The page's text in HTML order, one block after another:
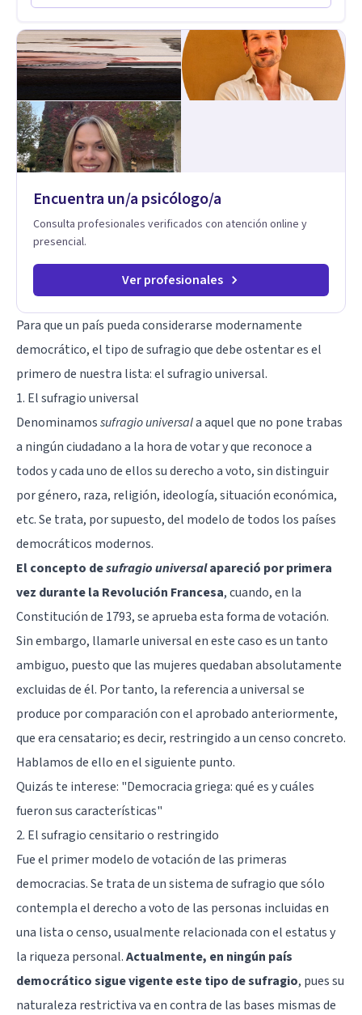
psicoanálisis, terapia somática y de trauma, psicología
respiración neurodinámica, integrando actualmente la
Psicología Analítica Junguiana. Mi abordaje también incorpora
perspectivas interculturales, ecopsicología y el trabajo
simbólico con el inconsciente, entendiendo que cada
proceso terapéutico es único y requiere una mirada
personalizada.
Encuentra un/a psicólogo/a
Consulta profesionales verificados con atención online y
presencial.
Ver profesionales
Para que un país pueda considerarse modernamente
democrático, el tipo de sufragio que debe ostentar es el
primero de nuestra lista: el sufragio universal.
1. El sufragio universal
Denominamossufragio universala aquel que no pone trabas
a ningún ciudadano a la hora de votar y que reconoce a
todos y cada uno de ellos su derecho a voto, sin distinguir
por género, raza, religión, ideología, situación económica,
etc. Se trata, por supuesto, del modelo de todos los países
democráticos modernos.
El concepto desufragio universalapareció por primera
vez durante la Revolución Francesa, cuando, en la
Constitución de 1793, se aprueba esta forma de votación.
Sin embargo, llamarle universal en este caso es un tanto
ambiguo, puesto que las mujeres quedaban absolutamente
excluidas de él. Por tanto, la referencia a universal se
produce por comparación con el aprobado anteriormente,
que era censatario; es decir, restringido a un censo concreto.
Hablamos de ello en el siguiente punto.
Quizás te interese: "Democracia griega: qué es y cuáles
fueron sus características"
2. El sufragio censitario o restringido
Fue el primer modelo de votación de las primeras
democracias. Se trata de un sistema de sufragio que sólo
contempla el derecho a voto de las personas incluidas en
una lista o censo, usualmente relacionada con el estatus y
la riqueza personal.Actualmente, en ningún país
democrático sigue vigente este tipo de sufragio, pues su
naturaleza restrictiva va en contra de las bases mismas de